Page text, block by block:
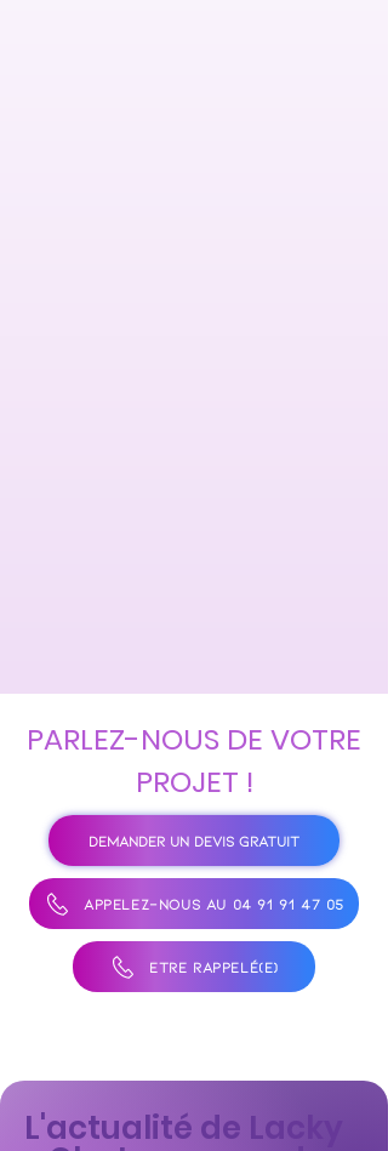
PARLEZ-NOUS DE VOTRE
PROJET !
DEMANDER UN DEVIS GRATUIT
APPELEZ-NOUS AU 04 91 91 47 05
ÊTRE RAPPELÉ(E)
L'actualité de Lacky